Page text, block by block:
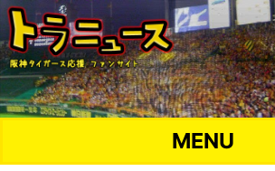
MENU